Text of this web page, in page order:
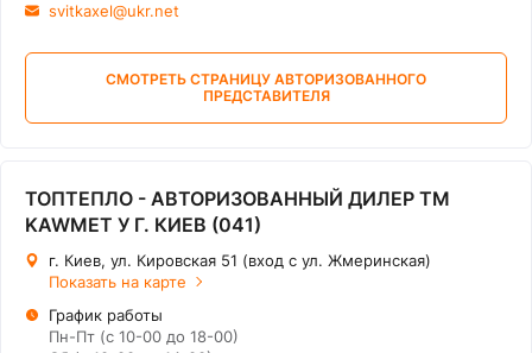
svitkaxel@ukr.net
СМОТРЕТЬ СТРАНИЦУ АВТОРИЗОВАННОГО
ПРЕДСТАВИТЕЛЯ
ТОПТЕПЛО - АВТОРИЗОВАННЫЙ ДИЛЕР ТМ
KAWMET У Г. КИЕВ (041)
г. Киев, ул. Кировская 51 (вход с ул. Жмеринская)
Показать на карте
График работы
Пн-Пт (с 10-00 до 18-00)